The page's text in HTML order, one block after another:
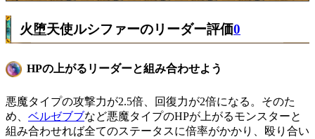
火堕天使ルシファーのリーダー評価0
HPの上がるリーダーと組み合わせよう
悪魔タイプの攻撃力が2.5倍、回復力が2倍になる。そのた
め、 ベルゼブブなど悪魔タイプのHPが上がるモンスターと
組み合わせれば全てのステータスに倍率がかかり、殴り合い